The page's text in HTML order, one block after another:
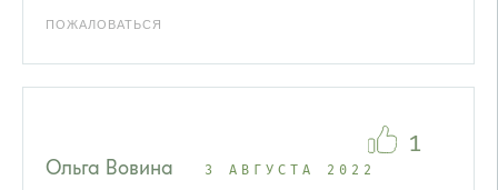
ПОЖАЛОВАТЬСЯ
Ольга Вовина 3 АВГУСТА 2022
1